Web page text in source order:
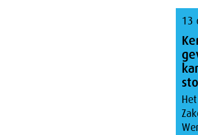
13